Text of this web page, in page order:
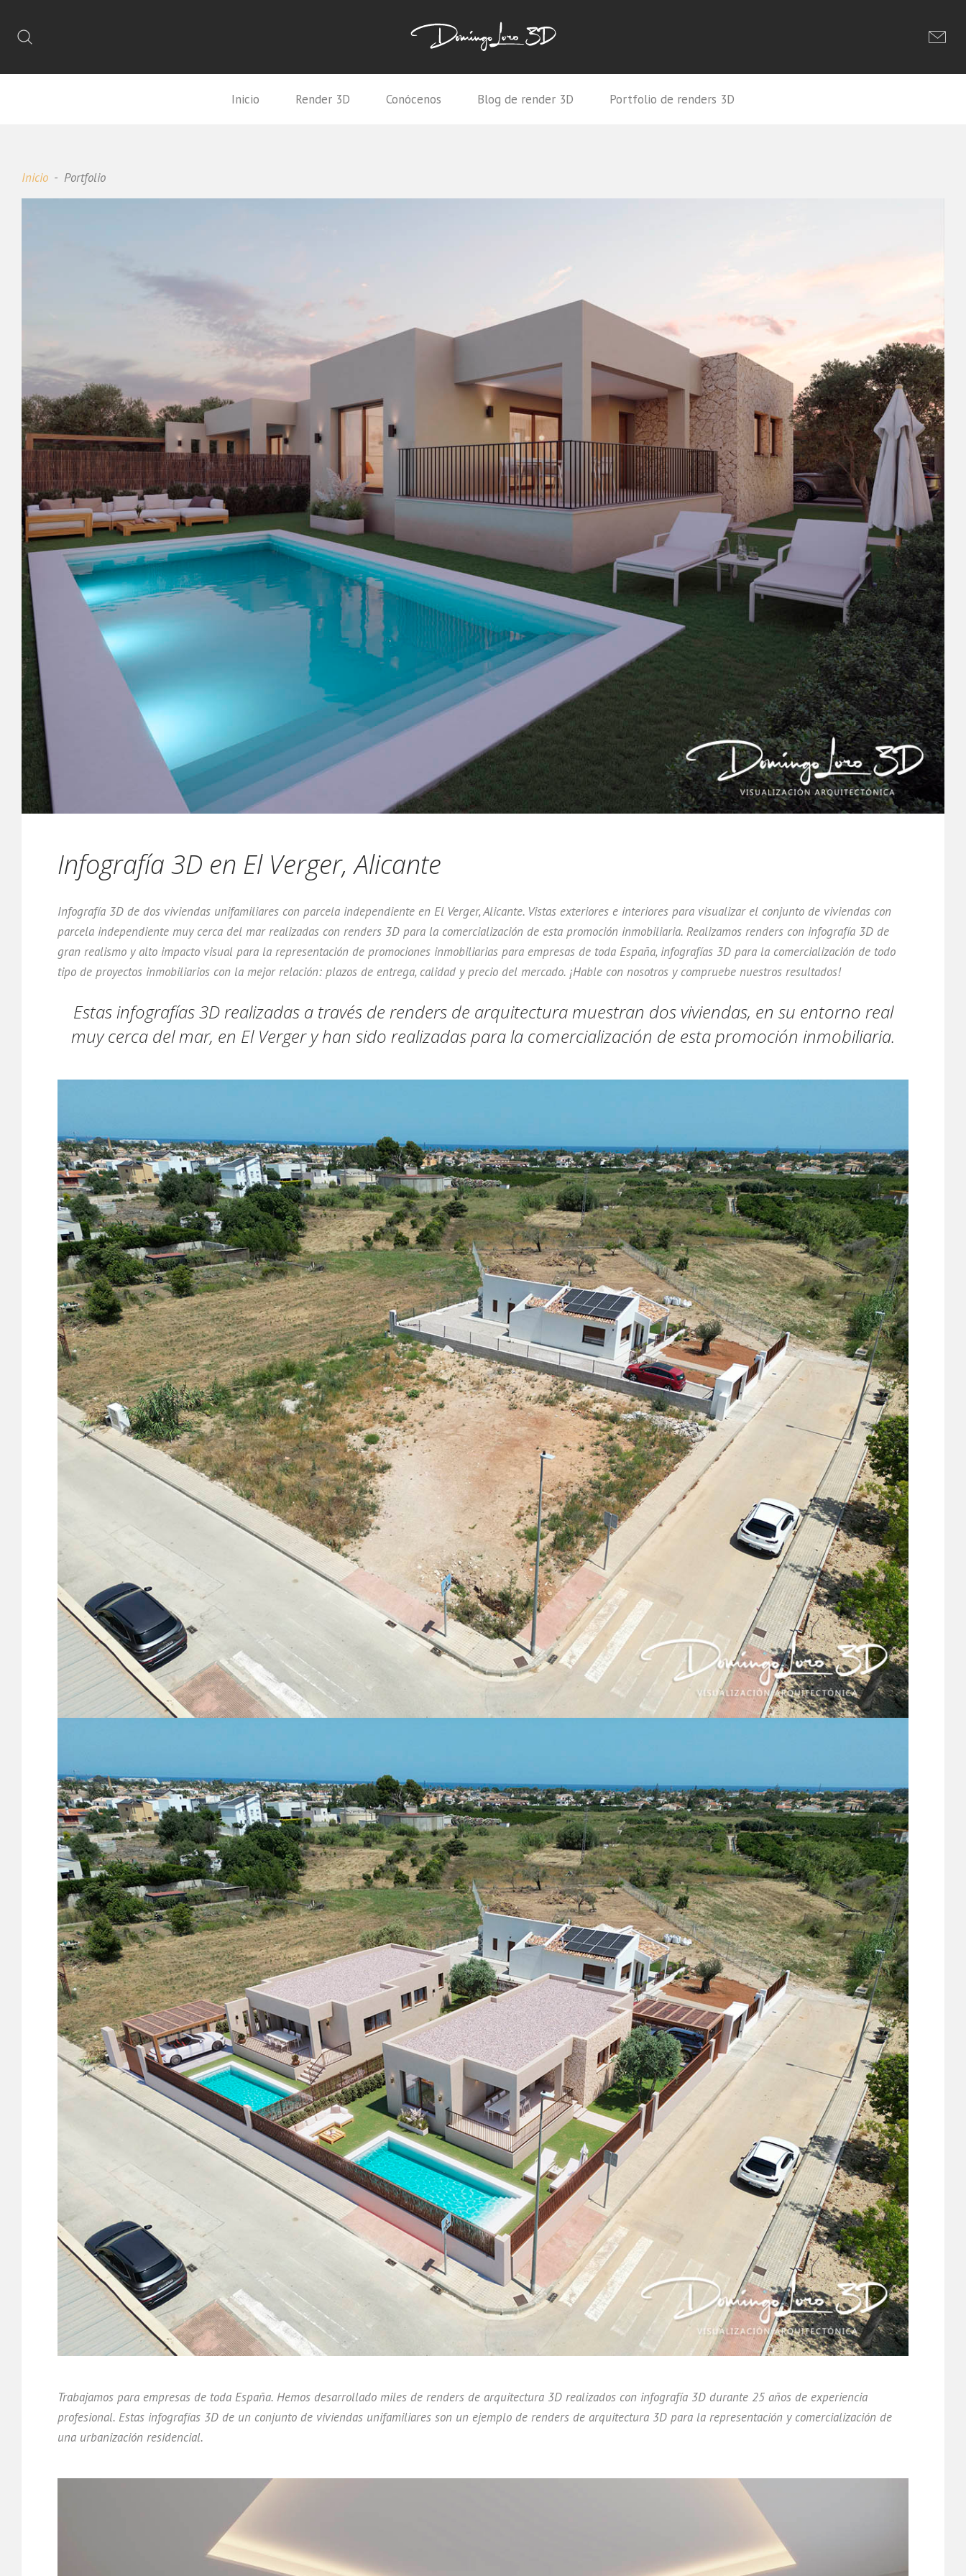
Inicio Render 3D Conócenos Blog de render 3D Portfolio de renders 3D
Inicio Portfolio
Infografía 3D en El Verger, Alicante
Infografía 3D de dos viviendas unifamiliares con parcela independiente en El Verger, Alicante. Vistas exteriores e interiores para visualizar el conjunto de viviendas con
parcela independiente muy cerca del mar realizadas con renders 3D para la comercialización de esta promoción inmobiliaria. Realizamos renders con infografía 3D de
gran realismo y alto impacto visual para la representación de promociones inmobiliarias para empresas de toda España, infografías 3D para la comercialización de todo
tipo de proyectos inmobiliarios con la mejor relación: plazos de entrega, calidad y precio del mercado. ¡Hable con nosotros y compruebe nuestros resultados!
Estas infografías 3D realizadas a través de renders de arquitectura muestran dos viviendas, en su entorno real
muy cerca del mar, en El Verger y han sido realizadas para la comercialización de esta promoción inmobiliaria.
Trabajamos para empresas de toda España. Hemos desarrollado miles de renders de arquitectura 3D realizados con infografía 3D durante 25 años de experiencia
profesional. Estas infografías 3D de un conjunto de viviendas unifamiliares son un ejemplo de renders de arquitectura 3D para la representación y comercialización de
una urbanización residencial.